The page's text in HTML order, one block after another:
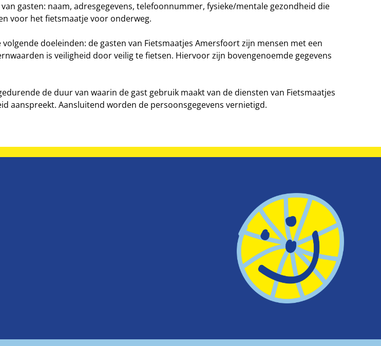
gasten: naam, adresgegevens, telefoonnummer, fysieke/mentale gezondheid die
voor het fietsmaatje voor onderweg.
doeleinden: de gasten van Fietsmaatjes Amersfoort zijn mensen met een
is veiligheid door veilig te fietsen. Hiervoor zijn bovengenoemde gegevens
de duur van waarin de gast gebruik maakt van de diensten van Fietsmaatjes
aanspreekt. Aansluitend worden de persoonsgegevens vernietigd.